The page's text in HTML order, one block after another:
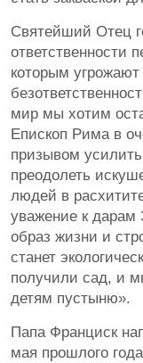
Святейший Отец
ответственности
которым
мир мы хотим
Епископ Рима в
призывом
преодолеть
людей в
уважение к дарам
образ жизни и
станет
получили сад, и
детям пустыню».
Папа Франциск
мая прошлого